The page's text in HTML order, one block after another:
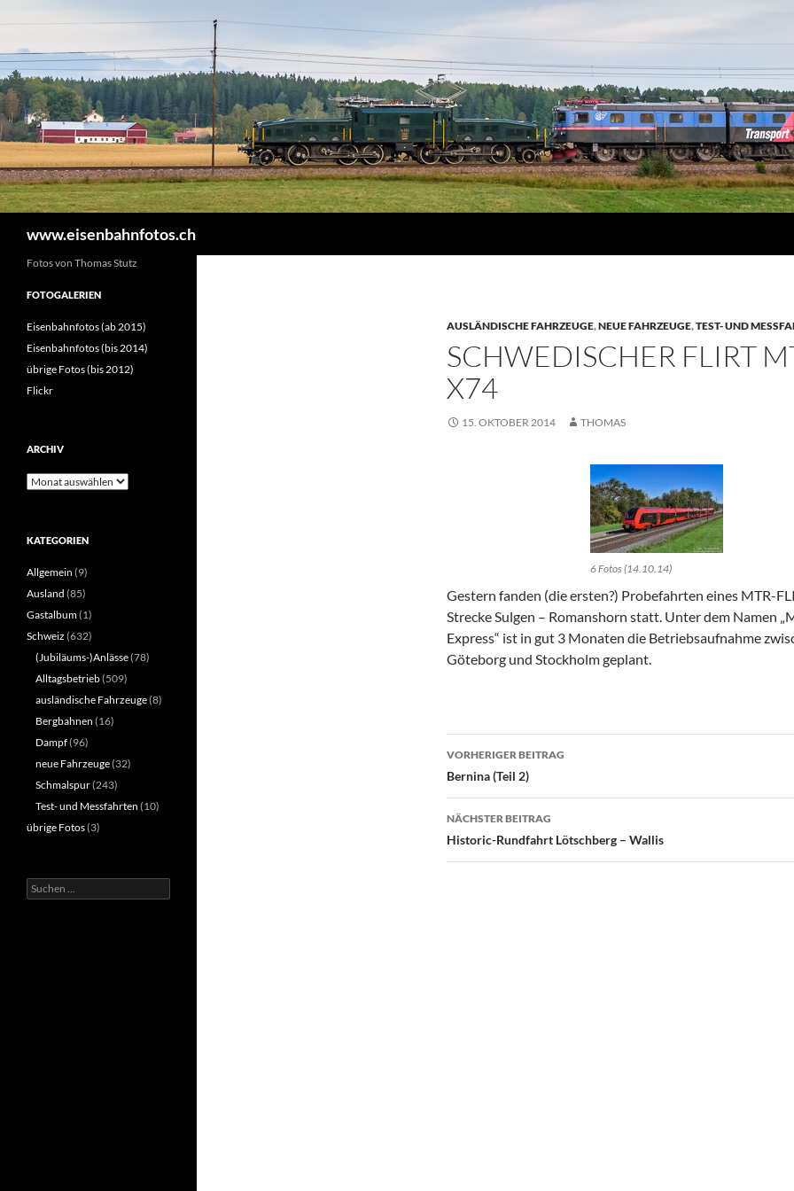
springen
www.eisenbahnfotos.ch
AUSLÄNDISCHE FAHRZEUGE,NEUE FAHRZEUGE,TEST- UND
SCHWEDISCHER FLIRT
X74
15. OKTOBER 2014 THOMAS
6 Fotos (14.10.14)
Gestern fanden (die ersten?) Probefahrten eines MTR-
Strecke Sulgen – Romanshorn statt. Unter dem Namen
Express“ ist in gut 3 Monaten die Betriebsaufnahme
Göteborg und Stockholm geplant.
Beitragsnavigation
VORHERIGER BEITRAG
Bernina (Teil 2)
NÄCHSTER BEITRAG
Historic-Rundfahrt Lötschberg – Wallis
Fotos von Thomas Stutz
FOTOGALERIEN
Eisenbahnfotos (ab 2015)
Eisenbahnfotos (bis 2014)
übrige Fotos (bis 2012)
Flickr
ARCHIV
Archiv
KATEGORIEN
Allgemein (9)
Ausland (85)
Gastalbum(1)
Schweiz (632)
(Jubiläums-)Anlässe(78)
Alltagsbetrieb(509)
ausländische Fahrzeuge(8)
Bergbahnen (16)
Dampf(96)
neue Fahrzeuge(32)
Schmalspur(243)
Test- und Messfahrten (10)
übrige Fotos(3)
Suchen
nach: